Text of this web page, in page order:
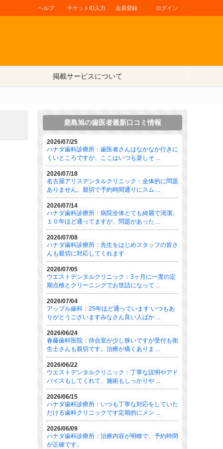
ヘルプ チケットID入力 会員登録 ログイン
掲載サービスについて
鹿島旭の歯医者最新口コミ情報
2026/07/25
ハナダ歯科診療所：歯医者さんはなかなか行きに
くいところですが、ここはいつも楽しそ ...
2026/07/18
名古屋アリスデンタルクリニック：全体的に問題
ありません。親切で予約時間通りにスム ...
2026/07/14
ハナダ歯科診療所：病院全体とても綺麗で清潔。
１０年ほど通ってますが、問題があった ...
2026/07/08
ハナダ歯科診療所：先生をはじめスタッフの皆さ
んも親切に対応してくれます
2026/07/05
ウエストデンタルクリニック：3ヶ月に一度の定
期点検とクリーニングでお世話になって ...
2026/07/04
アップル歯科：25年ほど通っています いつもあ
りがとうございますみなさん良い人ばか ...
2026/06/24
春藤歯科医院：待合室が少し狭いですが受付も衛
生士さんも親切です。治療が痛くありま ...
2026/06/22
ウエストデンタルクリニック：丁寧な説明やアド
バイスもしてくれて、施術もしっかりや ...
2026/06/15
ハナダ歯科診療所：いつも丁寧な対応をしていた
だける歯科クリニックです定期的にメン ...
2026/06/09
ハナダ歯科診療所：治療内容が明瞭で、予約時間
が正確です。